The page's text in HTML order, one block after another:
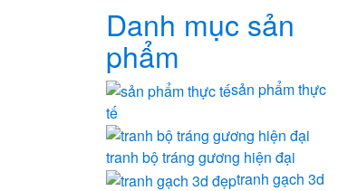
Danh mục sản
phẩm
sản phẩm thực
tế
tranh bộ tráng gương hiện đại
tranh gạch 3d